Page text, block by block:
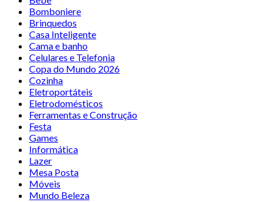
Bomboniere
Brinquedos
Casa Inteligente
Cama e banho
Celulares e Telefonia
Copa do Mundo 2026
Cozinha
Eletroportáteis
Eletrodomésticos
Ferramentas e Construção
Festa
Games
Informática
Lazer
Mesa Posta
Móveis
Mundo Beleza